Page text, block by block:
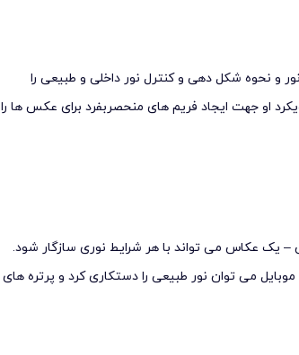
و نحوه شکل دهی و کنترل نور داخلی و طبیعی را
او جهت ایجاد فریم های منحصربفرد برای عکس ها را
– یک عکاس می تواند با هر شرایط نوری سازگار شود.
می توان نور طبیعی را دستکاری کرد و پرتره های